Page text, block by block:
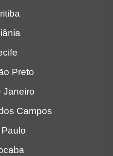
Preto
Janeiro
Campos